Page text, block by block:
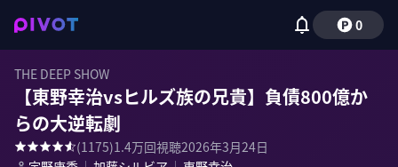
0
THE DEEP SHOW
【東野幸治vsヒルズ族の兄貴】負債800億か
らの大逆転劇
(1175)1.4万回視聴2026年3月24日